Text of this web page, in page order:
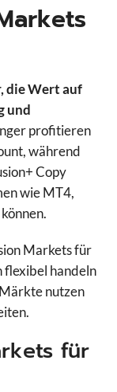
die Wert auf
und
profitieren
während
Copy
wie MT4,
Markets für
flexibel handeln
nutzen
für